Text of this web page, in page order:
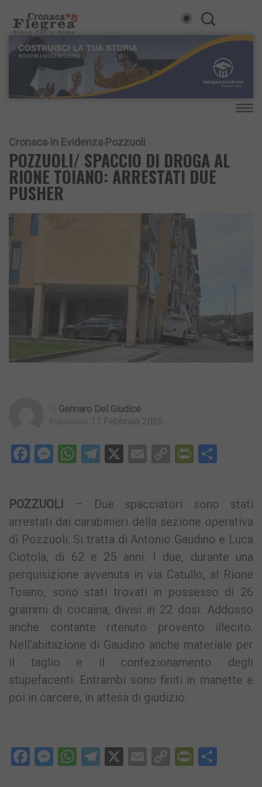
Cronaca In Evidenza Pozzuoli
POZZUOLI/ SPACCIO DI DROGA AL
RIONE TOIANO: ARRESTATI DUE
PUSHER
Gennaro Del Giudice
11 Febbraio 2025
Facebook
Messenger
WhatsApp
Telegram
X EmailCopy
POZZUOLI
– Due spacciatori sono stati
arrestati dai carabinieri della sezione operativa
di Pozzuoli. Si tratta di Antonio Gaudino e Luca
Ciotola, di 62 e 25 anni. I due, durante una
perquisizione avvenuta in via Catullo, al Rione
Toiano, sono stati trovati in possesso di 26
grammi di cocaina, divisi in 22 dosi. Addosso
anche contante ritenuto provento illecito.
Nell’abitazione di Gaudino anche materiale per
il taglio e il confezionamento degli
stupefacenti. Entrambi sono finiti in manette e
poi in carcere, in attesa di giudizio.
Facebook
Messenger
WhatsApp
Telegram
X EmailCopy